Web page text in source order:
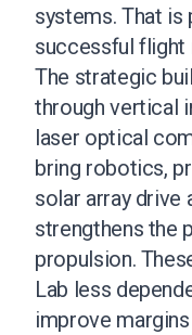
systems. That
successful flight
The strategic
through vertical
laser optical
bring robotics,
solar array drive
strengthens the
propulsion.
Lab less
improve